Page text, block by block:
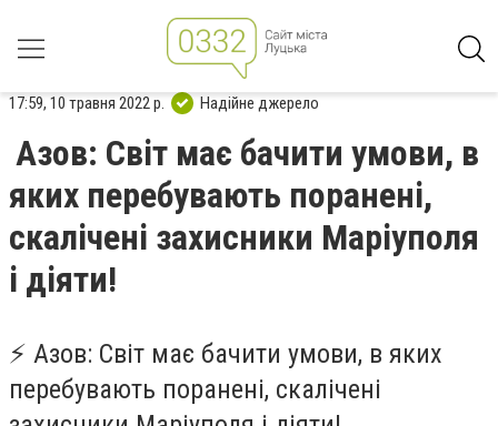
17:59, 10 травня 2022 р. Надійне джерело
Азов: Світ має бачити умови, в
яких перебувають поранені,
скалічені захисники Маріуполя
і діяти!
⚡️ Азов: Світ має бачити умови, в яких
перебувають поранені, скалічені